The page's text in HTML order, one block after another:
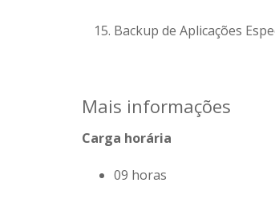
Backup de Aplicações
Mais informações
Carga horária
09 horas